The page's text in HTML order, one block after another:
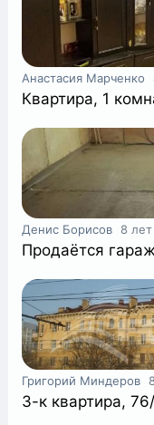
Анастасия Марченко
Квартира, 1
Денис Борисов 8 лет
Продаётся
Григорий Миндеров
3-к квартира,